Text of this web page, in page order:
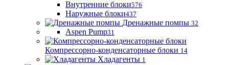
Внутренние блоки576
Наружные блоки437
Дренажные помпы 32
Aspen Pump31
Компрессорно-конденсаторные блоки 14
Хладагенты 1